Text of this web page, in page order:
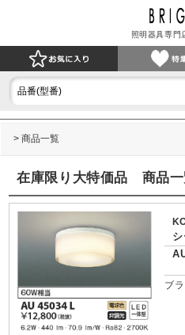
照明器具専門
商品一覧
在庫限り大特価品 商品一
ブ